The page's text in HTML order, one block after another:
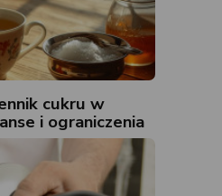
cukru w
i ograniczenia